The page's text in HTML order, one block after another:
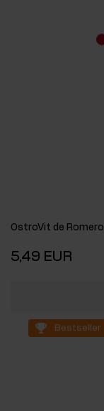
OstroVit de
5,49 EUR
Bestseller